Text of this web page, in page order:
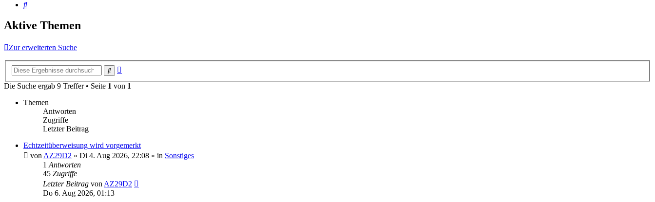
Suche
Aktive Themen
Zur erweiterten Suche
Suche
Die Suche ergab 9 Treffer • Seite 1 von 1
Themen
Antworten
Zugriffe
Letzter Beitrag
Echtzeitüberweisung wird vorgemerkt
von AZ29D2 » Di 4. Aug 2026, 22:08 » in Sonstiges
1 Antworten
45 Zugriffe
Letzter Beitrag von AZ29D2
Do 6. Aug 2026, 01:13